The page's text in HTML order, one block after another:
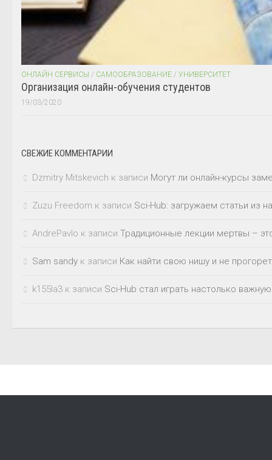
ОНЛАЙН СЕРВИСЫ / САМООБРАЗОВАНИЕ / УНИВЕРСИТЕТ
Организация онлайн-обучения студентов
19/03/2020
СВЕЖИЕ КОММЕНТАРИИ
Dzmitry Mitskevich к записи Могут ли онлайн-курсы
Zuzu Freedom к записи Sci-Hub: загружаем статьи из
AndrePavlo к записи Традиционные лекции мертвы –
Sam sandy к записи Как найти свою нишу и не
k155la3 к записи Sci-Hub стал играть настолько